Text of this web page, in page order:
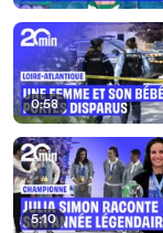
0:58
5:10